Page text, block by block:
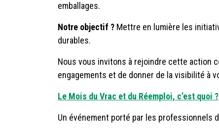
emballages.
Notre objectif ? Mettre en lumière les
durables.
Nous vous invitons à rejoindre cette action
engagements et de donner de la visibilité à
Le Mois du Vrac et du Réemploi, c’est quoi ?
Un événement porté par les professionnels